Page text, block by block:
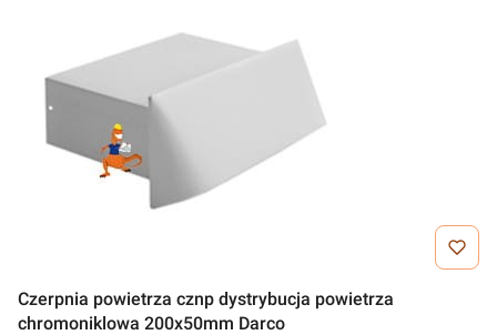
Czerpnia powietrza cznp dystrybucja powietrza
chromoniklowa 200x50mm Darco